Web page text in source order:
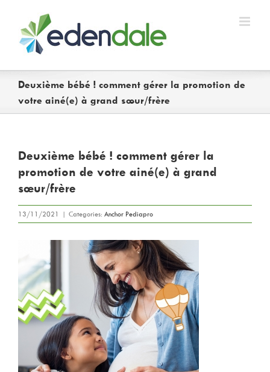
content
Deuxième bébé ! comment gérer la promotion de
votre ainé(e) à grand sœur/frère
Deuxième bébé ! comment gérer la
promotion de votre ainé(e) à grand
sœur/frère
13/11/2021 | Categories: Anchor Pediapro